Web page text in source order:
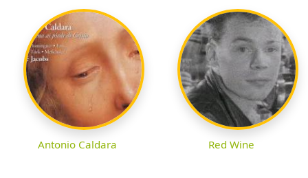
Antonio Caldara Red Wine